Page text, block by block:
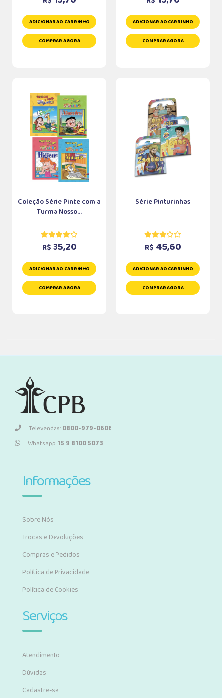
ADICIONAR AO CARRINHO
COMPRAR AGORA
ADICIONAR AO CARRINHO
COMPRAR AGORA
Coleção Série Pinte com a
Turma Nosso...
R$ 35,20
ADICIONAR AO CARRINHO
COMPRAR AGORA
Série Pinturinhas
R$ 45,60
ADICIONAR AO CARRINHO
COMPRAR AGORA
Televendas:0800-979-0606
Whatsapp:15 9 8100 5073
Informações
Sobre Nós
Trocas e Devoluções
Compras e Pedidos
Política de Privacidade
Política de Cookies
Serviços
Atendimento
Dúvidas
Cadastre-se